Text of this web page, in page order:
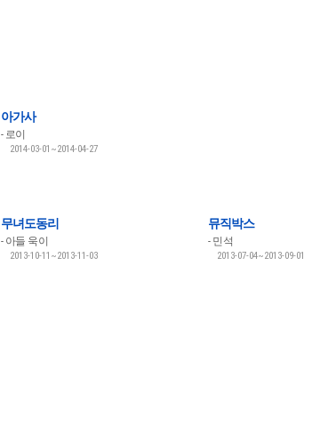
아가사
로이
2014-03-01~2014-04-27
무녀도동리
아들 욱이
2013-10-11~2013-11-03
뮤직박스
민석
2013-07-04~2013-09-01